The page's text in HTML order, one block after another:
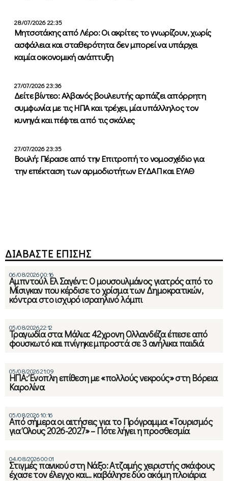
28/07/2026 22:35
Μητσοτάκης από Λέρο: Οι ακρίτες το γνωρίζουν, χωρίς
ασφάλεια και σταθερότητα δεν μπορεί να υπάρχει
καμία οικονομική ανάπτυξη
27/07/2026 23:36
Δείτε βίντεο: Αλβανός βουλευτής αρπάζει απόρρητη
συμφωνία με τις ΗΠΑ και τρέχει, μία υπάλληλος τον
κυνηγά και πέφτει από τις σκάλες
27/07/2026 23:35
Βουλή: Πέρασε από την Επιτροπή το νομοσχέδιο για
την επέκταση των αρμοδιοτήτων ΕΥΔΑΠ και ΕΥΑΘ
ΔΙΑΒΑΣΤΕ ΕΠΙΣΗΣ
06/08/2026 00:16
Αμπντούλ Ελ Σαγέντ: Ο μουσουλμάνος γιατρός από το
Μίσιγκαν που κέρδισε το χρίσμα των Δημοκρατικών,
κόντρα στο ισχυρό ισραηλινό λόμπι
05/08/2026 22:12
Τραγωδία στα Μάλια: 42χρονη Ολλανδέζα έπεσε από
φουσκωτό και πνίγηκε μπροστά σε 3 ανήλικα παιδιά
05/08/2026 21:09
ΗΠΑ: Ένοπλη επίθεση με «πολλούς νεκρούς» στη Βόρεια
Καρολίνα
05/08/2026 10:16
Από σήμερα οι αιτήσεις για το Πρόγραμμα «Τουρισμός
για Όλους 2026-2027» – Πότε λήγει η προσθεσμία
04/08/2026 00:01
Στιγμές πανικού στη Νάξο: Ατζαμής χειριστής σκάφους
έχασε τον έλεγχο και… καβάλησε δύο ακόμη πλοιάρια